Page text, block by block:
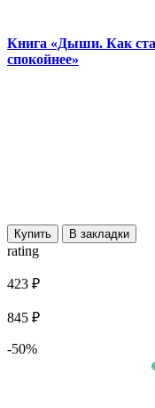
Книга «Дыши. Как
спокойнее»
Купить В закладки
rating
423 ₽
845 ₽
-50%